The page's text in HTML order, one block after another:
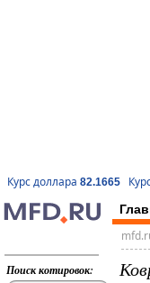
Курс доллара 82.1665
Поиск котировок: